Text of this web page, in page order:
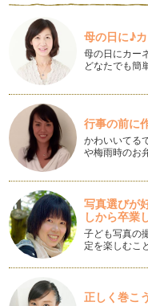
LDKのスタイルでくつ
L（リビング）・D（ダ
となる存在で、その広
一戸建てを考えるときに
一戸建てに住みたいと
な！」というお宅を見
マンション暮らしの常識
初めてのマンション暮
ことがたくさんあります
大きな分譲住宅地の魅力
一戸建てを探している
た分譲住宅地や宅地を目
マイホームがほしいとき
憧れのマイホーム、い
ろいろ調べるのが大変
母の日に♪
母の日にカー
どなたでも簡
行事の前に
かわいいてる
や梅雨時のお
写真選びが
しから卒業
子ども写真の
定を楽しむこ
正しく巻こ